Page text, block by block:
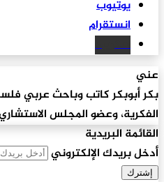
يوتيوب
انستقرام
سكريبد
عني
بكر أبوبكر كاتب وباحث عربي
الفكرية، وعضو المجلس
القائمة البريدية
أدخل بريدك الإلكتروني